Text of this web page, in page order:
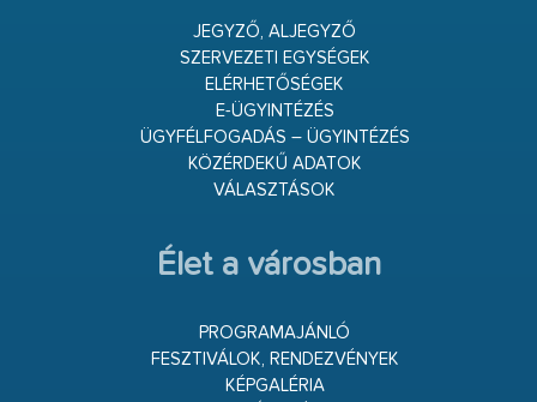
JEGYZŐ, ALJEGYZŐ
SZERVEZETI EGYSÉGEK
ELÉRHETŐSÉGEK
E-ÜGYINTÉZÉS
ÜGYFÉLFOGADÁS – ÜGYINTÉZÉS
KÖZÉRDEKŰ ADATOK
VÁLASZTÁSOK
Élet a városban
PROGRAMAJÁNLÓ
FESZTIVÁLOK, RENDEZVÉNYEK
KÉPGALÉRIA